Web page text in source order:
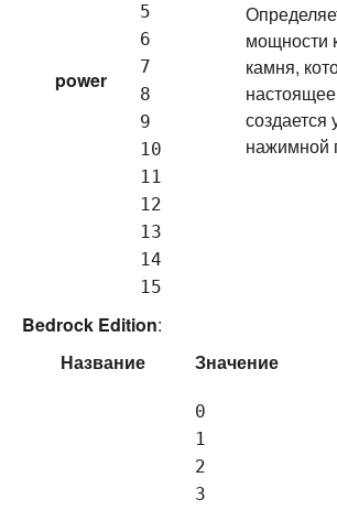
power
5
6
7
8
9
10
11
12
13
14
15
мощности
камня,
создается
нажимной
Bedrock Edition:
Название
Значение
0
1
2
3